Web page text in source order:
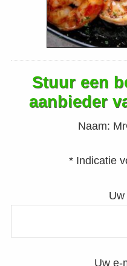
Stuur een
aanbieder
Naam:
* Indicatie
Uw e-